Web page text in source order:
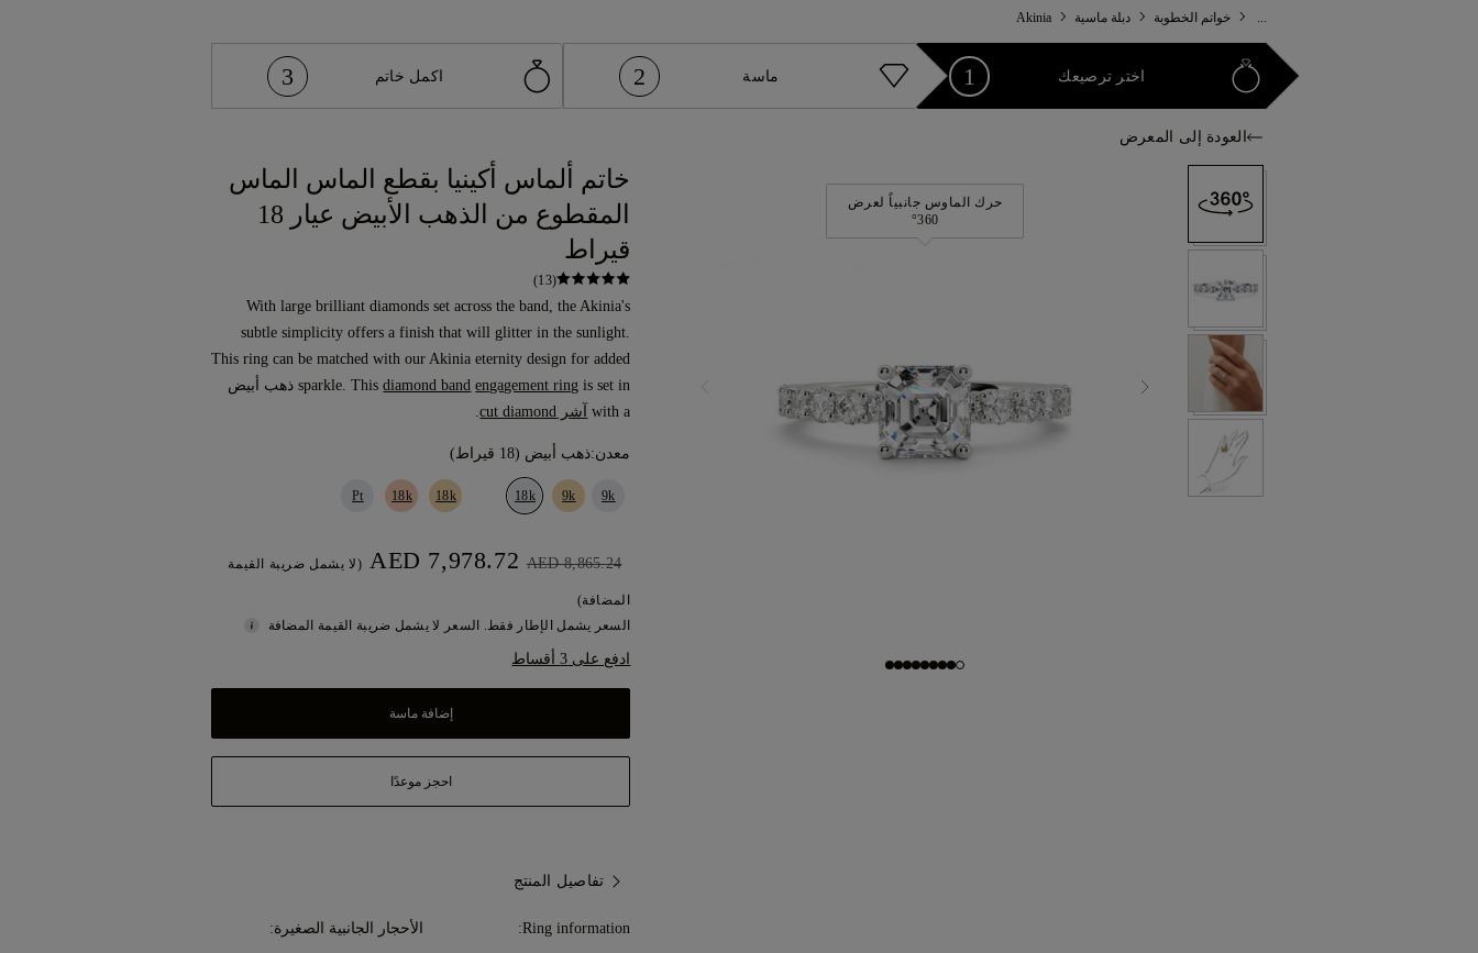
خواتم الخطوبة دبلة ماسية Akinia
1 اختر ترصيعك 2 ماسة 3 اكمل خاتم
العودة إلى المعرض
حرك الماوس جانبياً لعرض
360°
خاتم ألماس أكينيا بقطع الماس الماس
المقطوع من الذهب الأبيض عيار 18
قيراط
(13)
With large brilliant diamonds set across the band, the Akinia's
subtle simplicity offers a finish that will glitter in the sunlight.
This ring can be matched with our Akinia eternity design for added
sparkle. Thisdiamond band engagement ring
is set in ذهب أبيض
with a
آشر cut diamond .
معدن:ذهب أبيض (18 قيراط)
9k
9k
18k
18k
18k
Pt
AED 8,865.24 (لا يشمل ضريبة القيمة
المضافة)
السعر يشمل الإطار فقط. السعر لا يشمل ضريبة القيمة المضافة
ادفع على 3 أقساط
إضافة ماسة
احجز موعدًا
تفاصيل المنتج
Ring information:
الأحجار الجانبية الصغيرة: